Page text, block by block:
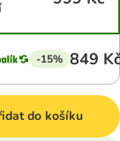
-15% 849
do košíku